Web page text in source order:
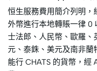
恒生服務費用簡介列明，
外幣進行本地轉賬一律 0
士法郎、人民幣、歐羅
元、泰銖、美元及南非
能行 CHATS 的貨幣，經